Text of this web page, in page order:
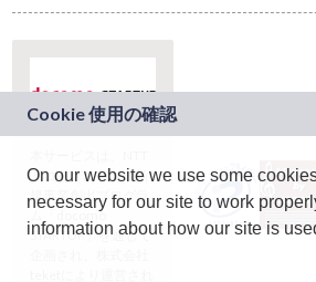
ドコモグループの新
規事業創出プログラ
ム「docomo
STARTUP」を通じて
On our website we use some
necessary for our site to work
information about how our site is